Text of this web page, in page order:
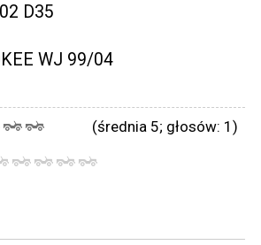
D35
WJ 99/04
(średnia 5; głosów: 1)